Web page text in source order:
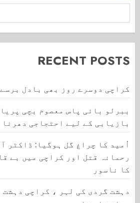
RECENT POSTS
کراچی دوسرے روز بھی بادل برسے
ببرلو بائی پاس معصوم بچی
بازیابی کے لیے احتجاجی دھرنا
اُمید کا چراغ گل ہوگیا: ڈاکٹر
رحمانہ قتل اور کراچی میں بے
کا ناسور
دہشت گردی کی لہر ، کراچی دہشت